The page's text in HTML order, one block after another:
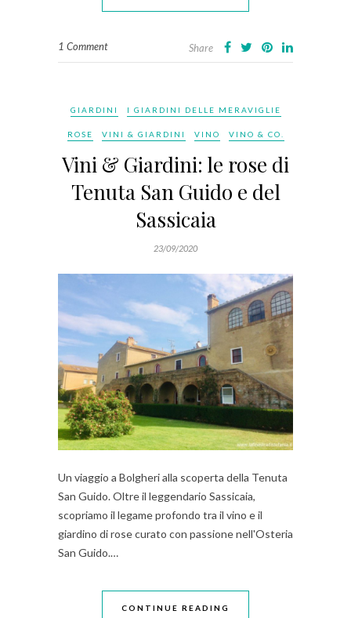
1 Comment Share
GIARDINI I GIARDINI DELLE MERAVIGLIE
ROSE VINI & GIARDINI VINO VINO & CO.
Vini & Giardini: le rose di
Tenuta San Guido e del
Sassicaia
23/09/2020
Un viaggio a Bolgheri alla scoperta della Tenuta
San Guido. Oltre il leggendario Sassicaia,
scopriamo il legame profondo tra il vino e il
giardino di rose curato con passione nell'Osteria
San Guido.…
CONTINUE READING